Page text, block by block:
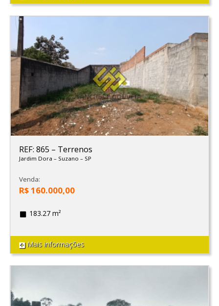
REF: 865 – Terrenos
Jardim Dora – Suzano – SP
Venda:
R$ 160.000,00
183.27 m²
Mais informações